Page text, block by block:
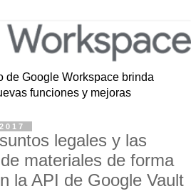
de Google Workspace brinda
funciones y mejoras
legales y las
materiales de forma
la API de Google Vault